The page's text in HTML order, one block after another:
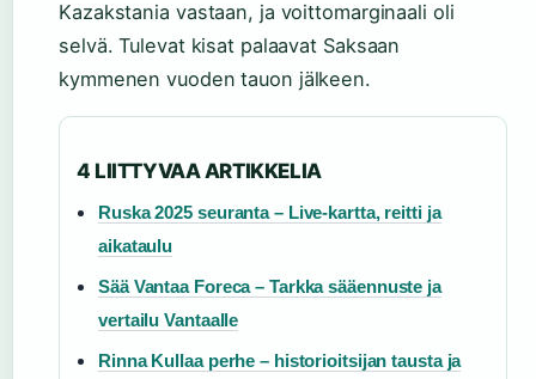
Kazakstania vastaan, ja voittomarginaali oli
selvä. Tulevat kisat palaavat Saksaan
kymmenen vuoden tauon jälkeen.
4 LIITTYVAA ARTIKKELIA
Ruska 2025 seuranta – Live-kartta, reitti ja
aikataulu
Sää Vantaa Foreca – Tarkka sääennuste ja
vertailu Vantaalle
Rinna Kullaa perhe – historioitsijan tausta ja